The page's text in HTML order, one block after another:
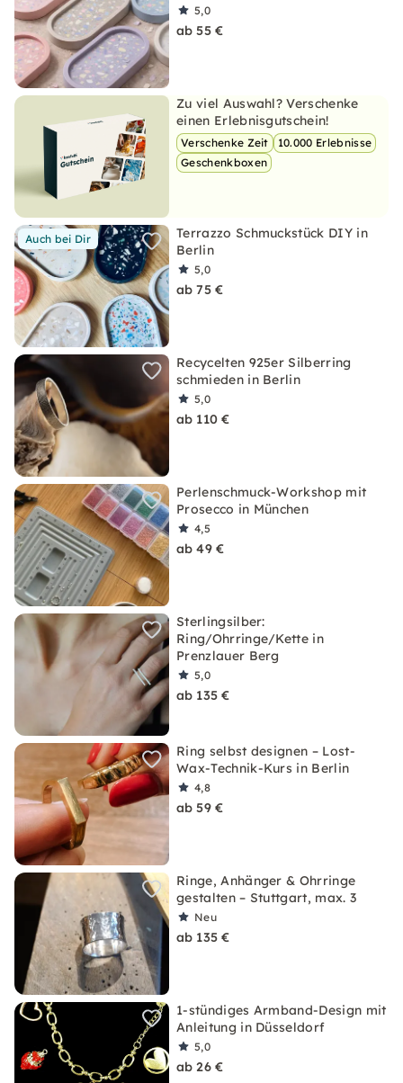
5,0
ab 55 €
Zu viel Auswahl? Verschenke
einen Erlebnisgutschein!
Verschenke Zeit
10.000 Erlebnisse
Geschenkboxen
Auch bei Dir
Terrazzo Schmuckstück DIY in
Berlin
5,0
ab 75 €
Recycelten 925er Silberring
schmieden in Berlin
5,0
ab 110 €
Perlenschmuck-Workshop mit
Prosecco in München
4,5
ab 49 €
Sterlingsilber:
Ring/Ohrringe/Kette in
Prenzlauer Berg
5,0
ab 135 €
Ring selbst designen – Lost-
Wax-Technik-Kurs in Berlin
4,8
ab 59 €
Ringe, Anhänger & Ohrringe
gestalten – Stuttgart, max. 3
Neu
ab 135 €
1-stündiges Armband-Design mit
Anleitung in Düsseldorf
5,0
ab 26 €